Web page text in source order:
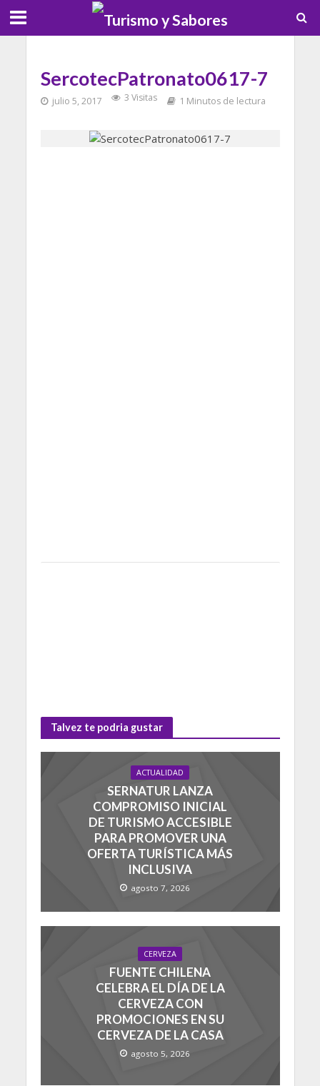
SercotecPatronato0617-7
julio 5, 2017 3 Visitas 1 Minutos de lectura
Talvez te podria gustar
ACTUALIDAD
SERNATUR LANZA
COMPROMISO INICIAL
DE TURISMO ACCESIBLE
PARA PROMOVER UNA
OFERTA TURÍSTICA MÁS
INCLUSIVA
agosto 7, 2026
CERVEZA
FUENTE CHILENA
CELEBRA EL DÍA DE LA
CERVEZA CON
PROMOCIONES EN SU
CERVEZA DE LA CASA
agosto 5, 2026